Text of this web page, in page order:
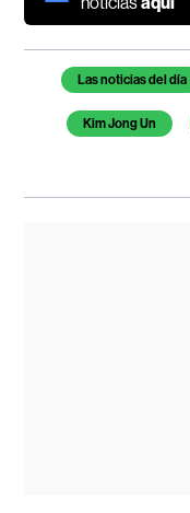
Temas de este
Las noticias del día
Kim Jong Un